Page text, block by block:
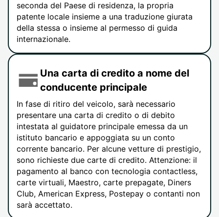
seconda del Paese di residenza, la propria
patente locale insieme a una traduzione giurata
della stessa o insieme al permesso di guida
internazionale.
Una carta di credito a nome del
conducente principale
In fase di ritiro del veicolo, sarà necessario
presentare una carta di credito o di debito
intestata al guidatore principale emessa da un
istituto bancario e appoggiata su un conto
corrente bancario. Per alcune vetture di prestigio,
sono richieste due carte di credito. Attenzione: il
pagamento al banco con tecnologia contactless,
carte virtuali, Maestro, carte prepagate, Diners
Club, American Express, Postepay o contanti non
sarà accettato.